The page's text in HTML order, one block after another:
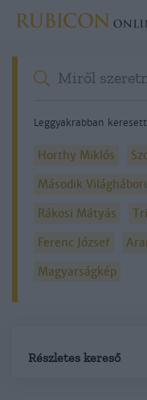
Leggyakrabban
Horthy Miklós
Második
Rákosi Mátyás
Ferenc József
Magyarságkép
Részletes kereső